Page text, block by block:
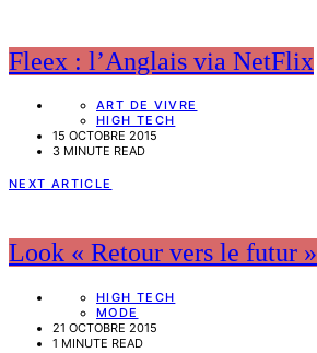
Fleex : l’Anglais via NetFlix
ART DE VIVRE
HIGH TECH
15 OCTOBRE 2015
3 MINUTE READ
NEXT ARTICLE
Look « Retour vers le futur »
HIGH TECH
MODE
21 OCTOBRE 2015
1 MINUTE READ